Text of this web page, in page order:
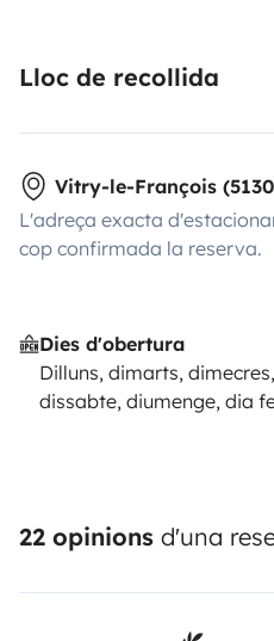
Lloc de recollida
Vitry-le-François
L'adreça exacta
cop confirmada la reserva.
Dies d'obertura
Dilluns, dimarts,
dissabte, diumenge, dia
22 opinions d'una